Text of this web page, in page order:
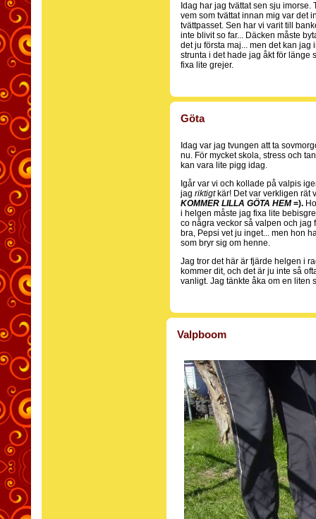
Idag har jag tvättat sen sju
vem som tvättat innan mig var det
tvättpasset. Sen har vi varit till
inte blivit so far... Däcken måste
det ju första maj... men det kan jag
strunta i det hade jag åkt för länge
fixa lite grejer.
Göta
Idag var jag tvungen att ta
nu. För mycket skola, stress och
kan vara lite pigg idag.
Igår var vi och kollade på valpis
jag riktigtkär! Det var verkligen rät
KOMMER LILLA GÖTA HEM=).
i helgen måste jag fixa lite
co några veckor så valpen och jag
bra, Pepsi vet ju inget... men hon
som bryr sig om henne.
Jag tror det här är fjärde helgen i
kommer dit, och det är ju inte så
vanligt. Jag tänkte åka om en liten
Valpboom